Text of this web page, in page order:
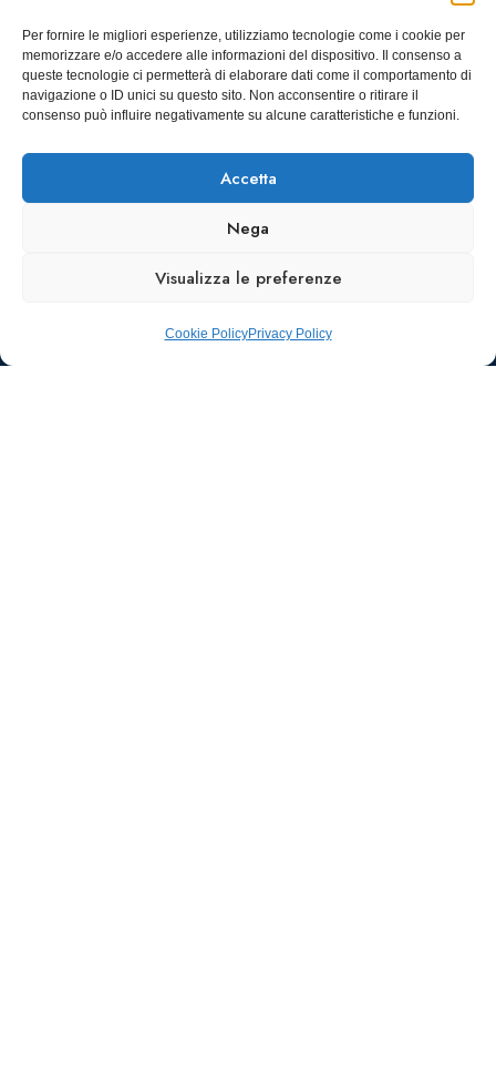
Per fornire le migliori esperienze, utilizziamo tecnologie come i cookie per
memorizzare e/o accedere alle informazioni del dispositivo. Il consenso a
queste tecnologie ci permetterà di elaborare dati come il comportamento di
navigazione o ID unici su questo sito. Non acconsentire o ritirare il
consenso può influire negativamente su alcune caratteristiche e funzioni.
Accetta
Nega
Visualizza le preferenze
Cookie PolicyPrivacy Policy
Tel.: 06328121
infoaiic2026@ega.it
Castelfidardo,
22 10128
Torino
SCARICA
ICS